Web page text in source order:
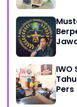
IWO
Pers